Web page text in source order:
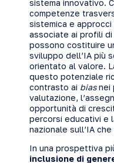
sistema innovativo.
competenze
sistemica e
associate ai profili
possono costituire
sviluppo dell’IA più
orientato al valore.
questo potenziale
contrasto ai biasnei
valutazione,
opportunità di
percorsi educativi e
nazionale sull’IA
In una prospettiva
inclusione di